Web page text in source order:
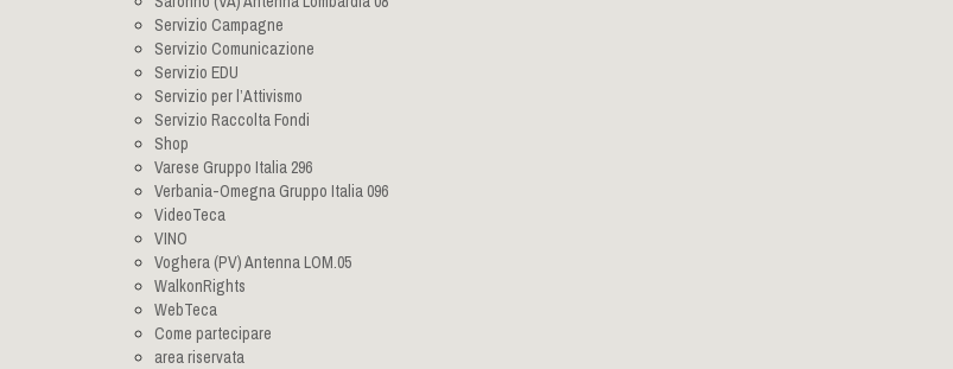
Servizio Campagne
Servizio Comunicazione
Servizio EDU
Servizio per l’Attivismo
Servizio Raccolta Fondi
Shop
Varese Gruppo Italia 296
Verbania-Omegna Gruppo Italia 096
VideoTeca
VINO
Voghera (PV) Antenna LOM.05
WalkonRights
WebTeca
Come partecipare
area riservata